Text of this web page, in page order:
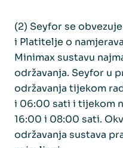
(2) Seyfor se
i Platitelje o
Minimax sustavu
održavanja. Seyfor u
održavanja tijekom
i 06:00 sati i tijekom
16:00 i 08:00 sati.
održavanja sustava